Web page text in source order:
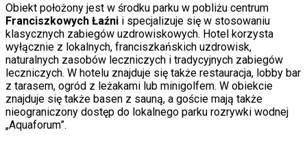
Obiekt położony jest w środku parku w pobliżu centrum
Franciszkowych Łaźni i specjalizuje się w stosowaniu
klasycznych zabiegów uzdrowiskowych. Hotel korzysta
wyłącznie z lokalnych, franciszkańskich uzdrowisk,
naturalnych zasobów leczniczych i tradycyjnych zabiegów
leczniczych. W hotelu znajduje się także restauracja, lobby bar
z tarasem, ogród z leżakami lub minigolfem. W obiekcie
znajduje się także basen z sauną, a goście mają także
nieograniczony dostęp do lokalnego parku rozrywki wodnej
„Aquaforum”.